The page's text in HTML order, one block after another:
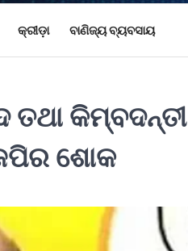
କ୍ରୀଡ଼ା ବାଣିଜ୍ୟ ବ୍ୟବସାୟ
ଶୋକ